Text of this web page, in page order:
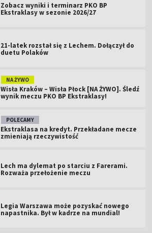
Zobacz wyniki i terminarz PKO BP
Ekstraklasy w sezonie 2026/27
21-latek rozstał się z Lechem. Dołączył do
duetu Polaków
NA ŻYWO
Wisła Kraków – Wisła Płock [NA ŻYWO]. Śledź
wynik meczu PKO BP Ekstraklasy!
POLECAMY
Ekstraklasa na kredyt. Przekładane mecze
zmieniają rzeczywistość
Lech ma dylemat po starciu z Farerami.
Rozważa przełożenie meczu
Legia Warszawa może pozyskać nowego
napastnika. Był w kadrze na mundial!